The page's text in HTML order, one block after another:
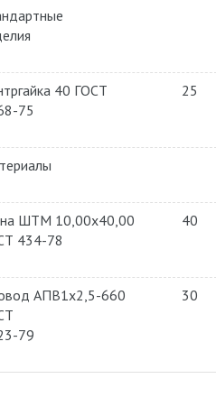
40 ГОСТ
75
25
ШТМ 10,00х40,00
434-78
40
АПВ1х2,5-660
79
30